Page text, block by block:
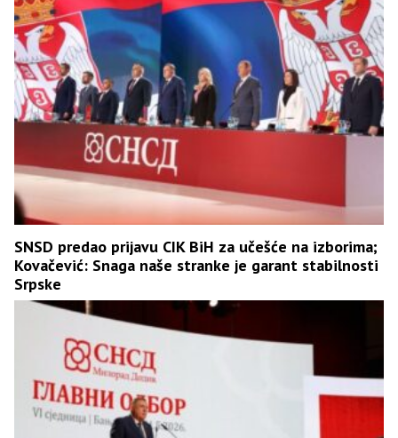
SNSD predao prijavu CIK BiH za učešće na izborima;
Kovačević: Snaga naše stranke je garant stabilnosti
Srpske